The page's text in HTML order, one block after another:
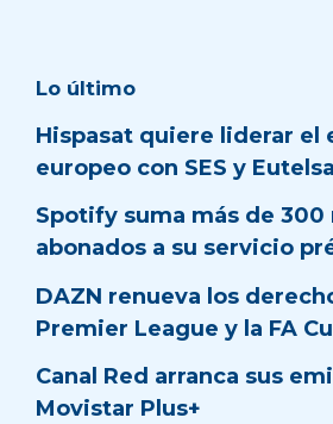
Lo último
Hispasat quiere liderar el
europeo con SES y
Spotify suma más de 300
abonados a su servicio
DAZN renueva los
Premier League y la FA
Canal Red arranca sus
Movistar Plus+